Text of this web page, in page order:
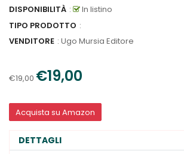
DISPONIBILITÀ :
In listino
TIPO PRODOTTO :
VENDITORE : Ugo Mursia Editore
€19,00 €19,00
Acquista su Amazon
DETTAGLI